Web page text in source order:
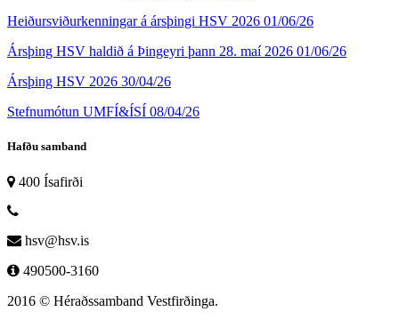
Heiðursviðurkenningar á ársþingi HSV 2026 01/06/26
Ársþing HSV haldið á Þingeyri þann 28. maí 2026 01/06/26
Ársþing HSV 2026 30/04/26
Stefnumótun UMFÍ&ÍSÍ 08/04/26
Hafðu samband
400 Ísafirði
hsv@hsv.is
490500-3160
2016 © Héraðssamband Vestfirðinga.